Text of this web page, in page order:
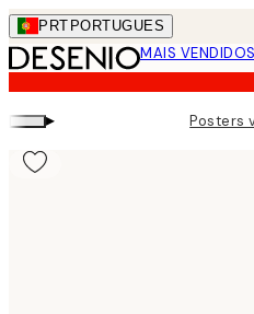
Skip
to
main
content.
PRT PORTUGUES
MAIS VENDIDOS
▸ Posters